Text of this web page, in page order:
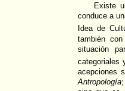
Existe
conduce a
Idea de
también
situación
categoriales
acepciones
Antropología